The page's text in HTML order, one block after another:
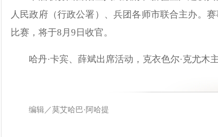
人民政府（行政公署）、兵团各师市联合主办。
比赛，将于8月9日收官。
哈丹·卡宾、薛斌出席活动，克衣色尔·克尤木
编辑／莫艾哈巴·阿哈提